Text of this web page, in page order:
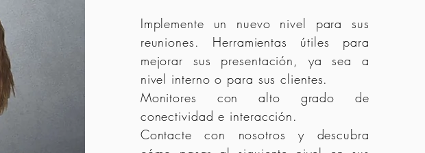
Implemente un nuevo nivel para sus
reuniones. Herramientas útiles para
mejorar sus presentación, ya sea a
nivel interno o para sus clientes.
Monitores con alto grado de
conectividad e interacción.
Contacte con nosotros y descubra